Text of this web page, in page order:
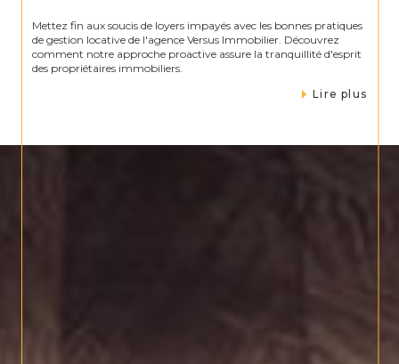
Mettez fin aux soucis de loyers impayés avec les bonnes pratiques
de gestion locative de l'agence Versus Immobilier. Découvrez
comment notre approche proactive assure la tranquillité d'esprit
des propriétaires immobiliers.
Lire plus